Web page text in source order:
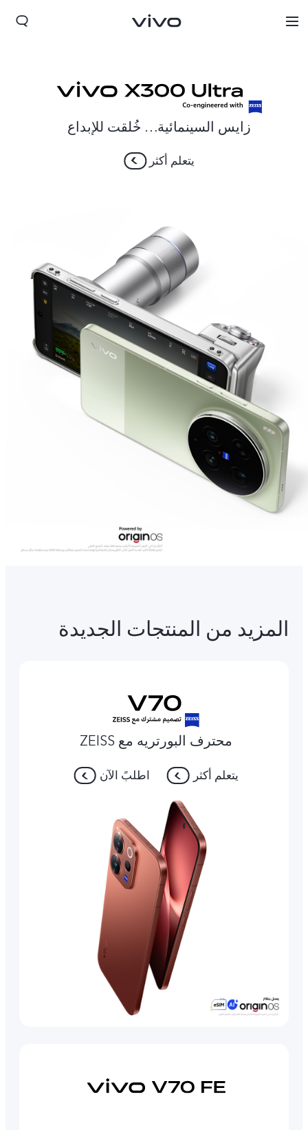
Kuwait(ar) | حدد البلد/المنطقة
زايس السينمائية… خُلقت للإبداع
يتعلم أكثر
المزيد من المنتجات الجديدة
محترف البورتريه مع ZEISS
يتعلم أكثر اطلبً الآن